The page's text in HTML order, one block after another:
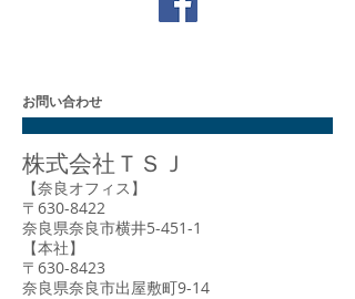
お問い合わせ
株式会社ＴＳＪ
【奈良オフィス】
〒630-8422
奈良県奈良市横井5-451-1
【本社】
〒630-8423
奈良県奈良市出屋敷町9-14